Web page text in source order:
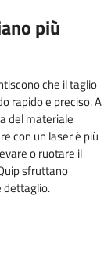
più
che il taglio
rapido e preciso. A
del materiale
con un laser è più
o ruotare il
sfruttano
dettaglio.